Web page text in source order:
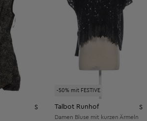
S
-50% mit FESTIVE
Talbot Runhof S
Damen Bluse mit kurzen Ärmeln